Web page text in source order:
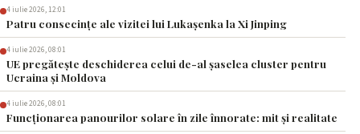
4 iulie 2026, 12:01
Patru consecințe ale vizitei lui Lukașenka la Xi Jinping
4 iulie 2026, 08:01
UE pregătește deschiderea celui de-al șaselea cluster pentru
Ucraina și Moldova
4 iulie 2026, 08:01
Funcționarea panourilor solare în zile înnorate: mit și realitate